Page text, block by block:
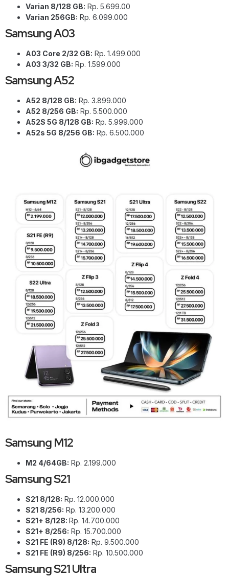
Varian 8/128 GB: Rp. 5.699.00
Varian 256GB: Rp. 6.099.000
Samsung A03
A03 Core 2/32 GB: Rp. 1.499.000
A03 3/32 GB: Rp. 1.599.000
Samsung A52
A52 8/128 GB: Rp. 3.899.000
A52 8/256 GB: Rp. 5.500.000
A52S 5G 8/128 GB: Rp. 5.999.000
A52s 5G 8/256 GB: Rp. 6.500.000
Samsung M12
M2 4/64GB: Rp. 2.199.000
Samsung S21
S21 8/128: Rp. 12.000.000
S21 8/256: Rp. 13.200.000
S21+ 8/128: Rp. 14.700.000
S21+ 8/256: Rp. 15.700.000
S21 FE (R9) 8/128: Rp. 9.500.000
S21 FE (R9) 8/256: Rp. 10.500.000
Samsung S21 Ultra